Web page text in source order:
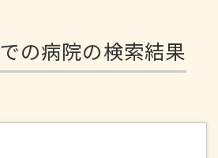
の病院の検索結果